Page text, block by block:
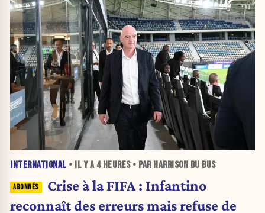
INTERNATIONAL • IL Y A 4 HEURES• PAR HARRISON DU BUS
Crise à la FIFA : Infantino
reconnaît des erreurs mais refuse de